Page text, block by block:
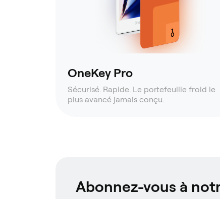
OneKey Pro
Sécurisé. Rapide. Le portefeuille froid le
plus avancé jamais conçu.
Abonnez-vous à